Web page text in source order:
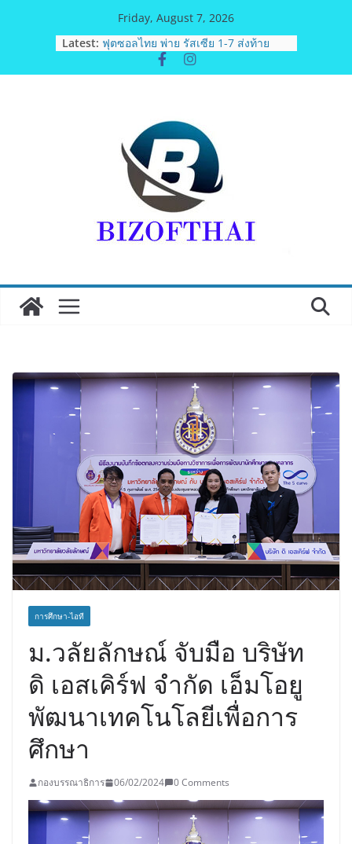
Friday, August 7, 2026
Latest:
มทร.กรุงเทพ โต้ข่าวเท็จยันดำเนินงาน
ตามธรรมาภิบาล แจงชัด MOU–
หลักสูตร–วีซ่าถูกต้องตามกฎหมาย พร้อม
แชมเปี้ยนชิพ 2026
ททท. เดินหน้ารุกตลาด Corporate
Travel ดึงเอเย่นต์กว่า 52 บริษัท ทดสอบ
เส้นทางท่องเที่ยว Corporate ยกระดับ
ภาคตะวันออกสู่จุดหมายปลายทาง
ททท. ต้อนรับเที่ยวบินปฐมฤกษ์สายการ
บิน TransNusa Airlines เส้นทาง
จากอินโดนีเซีย เริ่มเที่ยวแรกบินแรก 6
การศึกษา-ไอที
ม.วลัยลักษณ์ จับมือ บริษัท
ดิ เอสเคิร์ฟ จำกัด เอ็มโอยู
พัฒนาเทคโนโลยีเพื่อการ
ศึกษา
กองบรรณาธิการ 06/02/2024 0 Comments